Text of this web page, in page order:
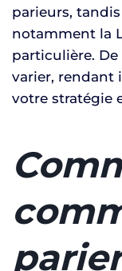
parieurs,
notamment la
particulière.
varier, rendant
votre stratégie
parier